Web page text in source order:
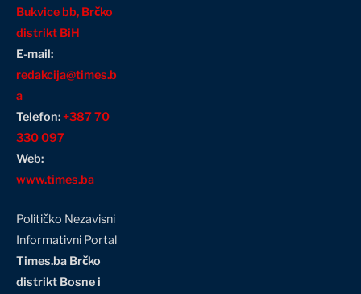
Bukvice bb, Brčko
distrikt BiH
E-mail:
redakcija@times.b
a
Telefon:+387 70
330 097
Web:
www.times.ba
Političko Nezavisni
Informativni Portal
Times.ba Brčko
distrikt Bosne i